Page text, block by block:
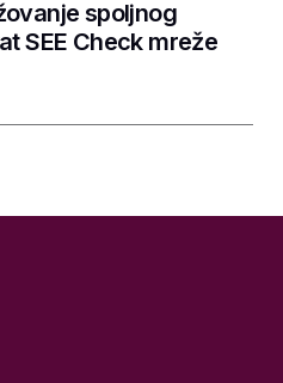
spoljnog
SEE Check mreže